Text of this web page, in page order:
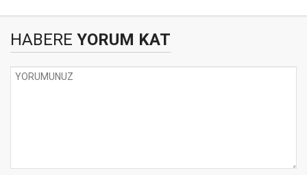
HABERE YORUM KAT